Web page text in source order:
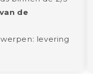
de
levering